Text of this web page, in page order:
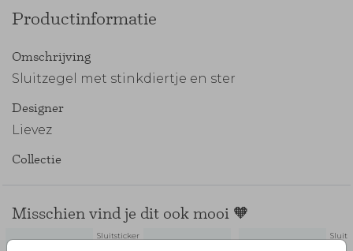
Productinformatie
Omschrijving
Sluitzegel met stinkdiertje en ster
Designer
Lievez
Collectie
Misschien vind je dit ook mooi 🧡
Sluitsticker